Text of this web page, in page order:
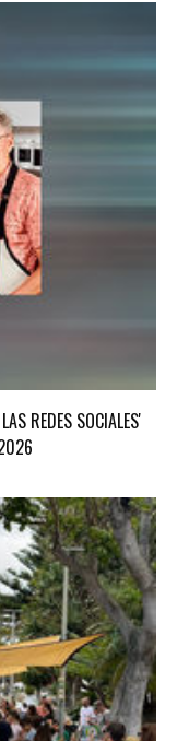
REDES SOCIALES'